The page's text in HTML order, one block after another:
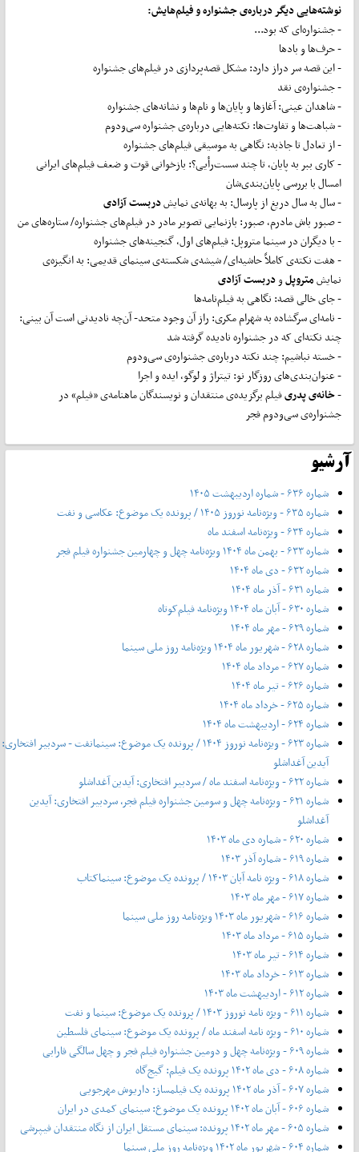
نوشتههایی دیگر درباره‌ی جشنواره و فیلمهایش:
- جشنواره‌ای که بود...
- حرف‌ها و بادها
- این قصه سر دراز دارد: مشکل قصه‌پردازی در فیلم‌های جشنواره
- جشنواره‌ی نقد
- شاهدان عینی: آغازها و پایان‌ها و نام‌ها و نشانه‌های جشنواره
- شباهت‌ها و تفاوت‌ها: نکته‌هایی درباره‌ی جشنواره سی‌ودوم
- از تعادل تا جاذبه: نگاهی به موسیقی فیلم‌های جشنواره
- کاری ببر به پایان، تا چند سست‌رأیی؟: بازخوانی قوت و ضعف فیلم‌های ایرانی
امسال با بررسی پایان‌بندی‌شان
- سال به سال دریغ از پارسال: به بهانه‌ی نمایشدربست آزادی
- صبور باش مادرم، صبور: بازنمایی تصویر مادر در فیلم‌های جشنواره/ ستاره‌‌های من
- با دیگران در سینما متروپل: فیلم‌های اول، گنجینه‌های جشنواره
- هفت نکته‌ی کاملاً حاشیه‌ای/ شیشه‌ی شکسته‌ی سینمای قدیمی: به انگیزه‌ی
نمایشمتروپلودربست آزادی
- جای خالی قصه: نگاهی به فیلم‌نامه‌ها
- نامه‌ای سرگشاده به شهرام مکری: راز آن وجود متحد- آن‌چه نادیدنی است آن بینی:
چند نکته‌ای که در جشنواره نادیده گرفته شد
- خسته نباشیم: چند نکته درباره‌ی جشنواره‌ی سی‌ودوم
- عنوان‌بندی‌های روزگار نو: تیتراژ و لوگو، ایده و اجرا
-خانه‌ی پدریفیلم برگزیده‌ی منتقدان و نویسندگان ماهنامه‌ی «فیلم» در
جشنواره‌ی سی‌ودوم فجر
آرشیو
شماره ۶۳۶ - شماره اردیبهشت ۱۴۰۵
شماره ۶۳۵ - ویژه‌نامه نوروز ۱۴۰۵ / پرونده یک موضوع: عکاسی و نفت
شماره ۶۳۴ - ویژه‌نامه اسفند ماه
شماره ۶۳۳ - بهمن ماه ۱۴۰۴ ویژه‌نامه چهل‌ و‌ چهارمین جشنواره فیلم فجر
شماره ۶۳۲ - دی ماه ۱۴۰۴
شماره ۶۳۱ - آذر ماه ۱۴۰۴
شماره ۶۳۰ - آبان ماه ۱۴۰۴ ویژه‌نامه فیلم‌کوتاه
شماره ۶۲۹ - مهر ماه ۱۴۰۴
شماره ۶۲۸ - شهریور ماه ۱۴۰۴ ویژه‌نامه روز ملی سینما
شماره ۶۲۷ - مرداد ماه ۱۴۰۴
شماره ۶۲۶ - تیر ماه ۱۴۰۴
شماره ۶۲۵ - خرداد ماه ۱۴۰۴
شماره ۶۲۴ - اردیبهشت ماه ۱۴۰۴
شماره ۶۲۳ - ویژه‌نامه نوروز ۱۴۰۴ / پرونده یک موضوع: سینمانفت - سردبیر افتخاری:
آیدین آغداشلو
شماره ۶۲۲ - ویژه‌نامه اسفند ماه / سردبیر افتخاری: آیدین آغداشلو
شماره ۶۲۱ - ویژه‌نامه چهل‌ و‌ سومین جشنواره فیلم فجر، سردبیر افتخاری: آیدین
آغداشلو
شماره ۶۲۰ - شماره دی ماه ۱۴۰۳
شماره ۶۱۹ - شماره آذر ۱۴۰۳
شماره ۶۱۸ - ویژه نامه آبان ۱۴۰۳ / پرونده یک موضوع: سینماکتاب
شماره ۶۱۷ - مهر ماه ۱۴۰۳
شماره ۶۱۶ - شهریور ماه ۱۴۰۳ ویژه‌نامه روز ملی سینما
شماره ۶۱۵ - مرداد ماه ۱۴۰۳
شماره ۶۱۴ - تیر ماه ۱۴۰۳
شماره ۶۱۳ - خرداد ماه ۱۴۰۳
شماره ۶۱۲ - اردیبهشت ماه ۱۴۰۳
شماره ۶۱۱ - ویژه نامه نوروز ۱۴۰۳ / پرونده یک موضوع: سینما و نفت
شماره ۶۱۰ - ویژه نامه اسفند ماه / پرونده یک موضوع: سینمای فلسطین
شماره ۶۰۹ - ویژه‌نامه چهل و دومین جشنواره فیلم فجر و چهل سالگی فارابی
شماره ۶۰۸ - دی ماه ۱۴۰۲ پرونده یک فیلم: گیج‌گاه
شماره ۶۰۷ - آذر ماه ۱۴۰۲ پرونده یک فیلمساز: داریوش مهرجویی
شماره ۶۰۶ - آبان ماه ۱۴۰۲ پرونده یک موضوع: سینمای کمدی در ایران
شماره ۶۰۵ - مهر ماه ۱۴۰۲ پرونده: سینمای مستقل ایران از نگاه منتقدان فیپرشی
شماره ۶۰۴ - شهریور ماه ۱۴۰۲ ویژه‌نامه روز ملی سینما